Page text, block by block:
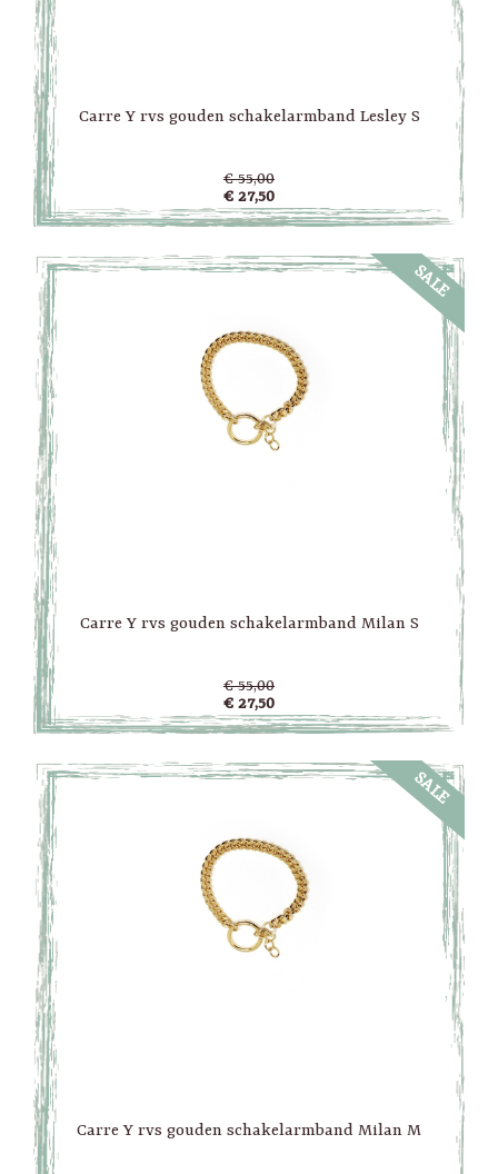
Carre Y rvs gouden schakelarmband Lesley S
€ 55,00
€ 27,50
SALE
Carre Y rvs gouden schakelarmband Milan S
€ 55,00
€ 27,50
SALE
Carre Y rvs gouden schakelarmband Milan M